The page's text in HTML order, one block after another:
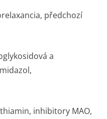
předchozí
a
inhibitory MAO,